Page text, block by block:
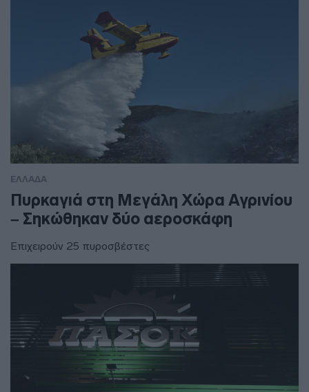
ΕΛΛΑΔΑ
Πυρκαγιά στη Μεγάλη Χώρα Αγρινίου
– Σηκώθηκαν δύο αεροσκάφη
Επιχειρούν 25 πυροσβέστες